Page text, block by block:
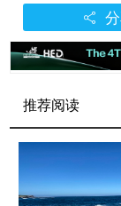

推荐阅读